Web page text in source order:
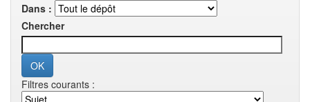
Dans :
Chercher
Filtres courants :